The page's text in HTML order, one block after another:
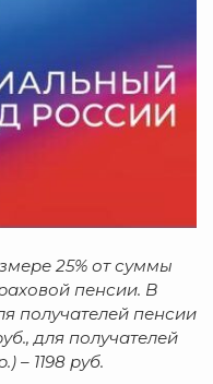
25% от суммы
пенсии. В
получателей пенсии
для получателей
– 1198 руб.